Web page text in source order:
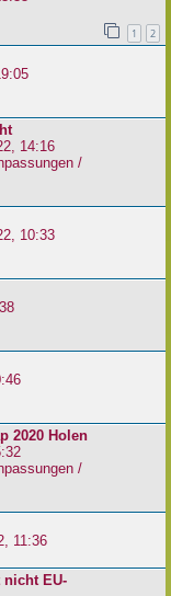
1 2
14:16
/
10:33
2020 Holen
/
11:36
EU-